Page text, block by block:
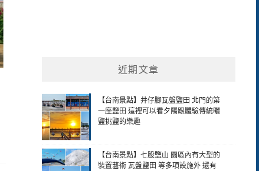
近期文章
【台南景點】井仔腳瓦盤鹽田 北門的第
一座鹽田 這裡可以看夕陽跟體驗傳統曬
鹽挑鹽的樂趣
【台南景點】七股鹽山 園區內有大型的
裝置藝術 瓦盤鹽田 等多項設施外 還有